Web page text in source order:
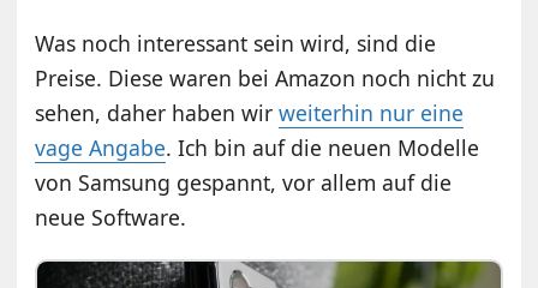
Was noch interessant sein wird, sind die
Preise. Diese waren bei Amazon noch nicht zu
sehen, daher haben wirweiterhin nur eine
vage Angabe. Ich bin auf die neuen Modelle
von Samsung gespannt, vor allem auf die
neue Software.